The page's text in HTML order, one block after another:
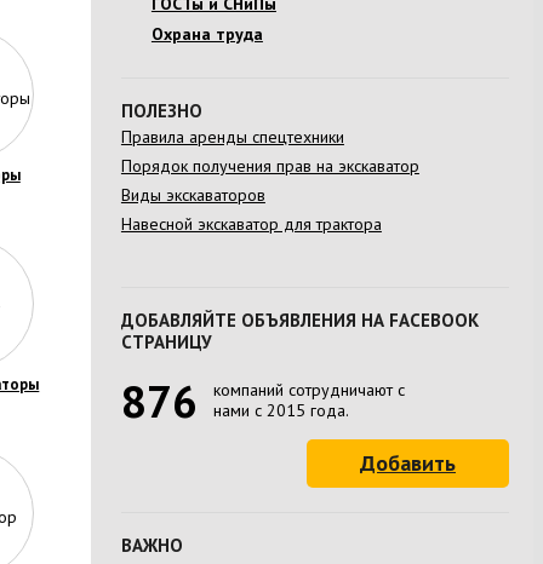
Охрана труда
ПОЛЕЗНО
Правила аренды спецтехники
Порядок получения прав на экскаватор
Виды экскаваторов
Навесной экскаватор для трактора
ДОБАВЛЯЙТЕ ОБЪЯВЛЕНИЯ НА FACEBOOK
СТРАНИЦУ
876
компаний сотрудничают с
нами с 2015 года.
Добавить
ВАЖНО